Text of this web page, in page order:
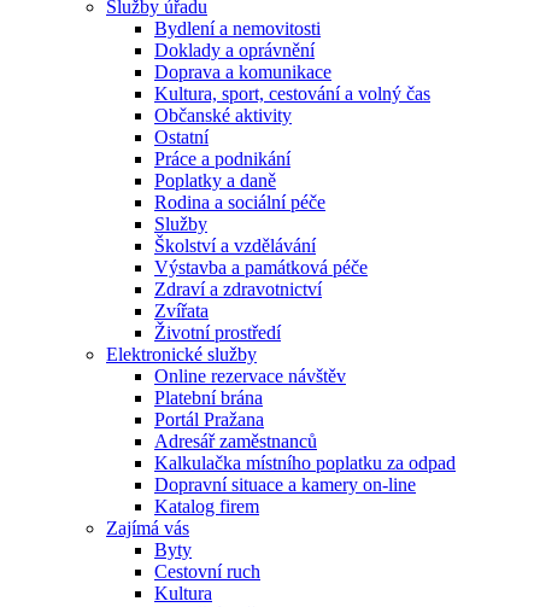
Služby úřadu
Bydlení a nemovitosti
Doklady a oprávnění
Doprava a komunikace
Kultura, sport, cestování a volný čas
Občanské aktivity
Ostatní
Práce a podnikání
Poplatky a daně
Rodina a sociální péče
Služby
Školství a vzdělávání
Výstavba a památková péče
Zdraví a zdravotnictví
Zvířata
Životní prostředí
Elektronické služby
Online rezervace návštěv
Platební brána
Portál Pražana
Adresář zaměstnanců
Kalkulačka místního poplatku za odpad
Dopravní situace a kamery on-line
Katalog firem
Zajímá vás
Byty
Cestovní ruch
Kultura